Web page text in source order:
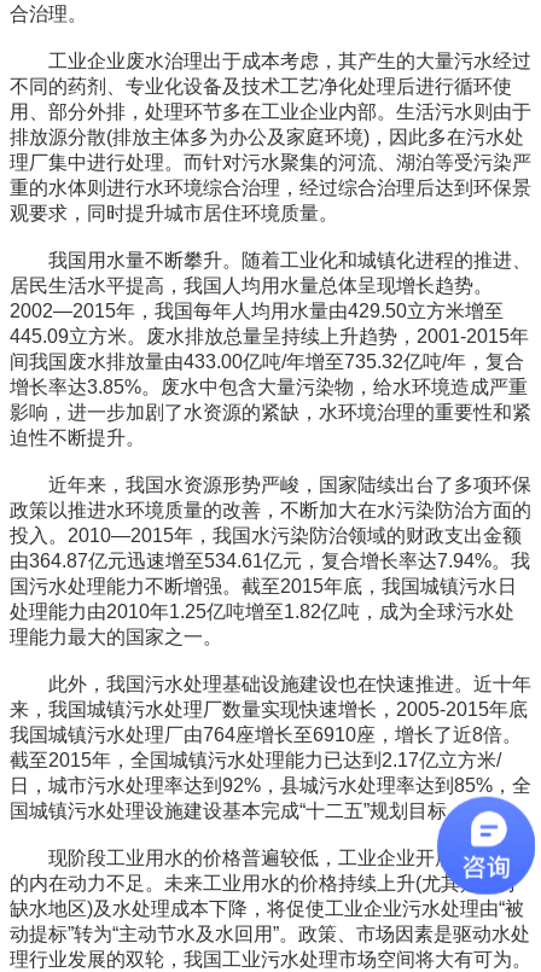
合治理。
工业企业废水治理出于成本考虑，其产生的大量污水经过
不同的药剂、专业化设备及技术工艺净化处理后进行循环使
用、部分外排，处理环节多在工业企业内部。生活污水则由于
排放源分散(排放主体多为办公及家庭环境)，因此多在污水处
理厂集中进行处理。而针对污水聚集的河流、湖泊等受污染严
重的水体则进行水环境综合治理，经过综合治理后达到环保景
观要求，同时提升城市居住环境质量。
我国用水量不断攀升。随着工业化和城镇化进程的推进、
居民生活水平提高，我国人均用水量总体呈现增长趋势。
2002—2015年，我国每年人均用水量由429.50立方米增至
445.09立方米。废水排放总量呈持续上升趋势，2001-2015年
间我国废水排放量由433.00亿吨/年增至735.32亿吨/年，复合
增长率达3.85%。废水中包含大量污染物，给水环境造成严重
影响，进一步加剧了水资源的紧缺，水环境治理的重要性和紧
迫性不断提升。
近年来，我国水资源形势严峻，国家陆续出台了多项环保
政策以推进水环境质量的改善，不断加大在水污染防治方面的
投入。2010—2015年，我国水污染防治领域的财政支出金额
由364.87亿元迅速增至534.61亿元，复合增长率达7.94%。我
国污水处理能力不断增强。截至2015年底，我国城镇污水日
处理能力由2010年1.25亿吨增至1.82亿吨，成为全球污水处
理能力最大的国家之一。
此外，我国污水处理基础设施建设也在快速推进。近十年
来，我国城镇污水处理厂数量实现快速增长，2005-2015年底
我国城镇污水处理厂由764座增长至6910座，增长了近8倍。
截至2015年，全国城镇污水处理能力已达到2.17亿立方米/
日，城市污水处理率达到92%，县城污水处理率达到85%，全
国城镇污水处理设施建设基本完成“十二五”规划目标。
现阶段工业用水的价格普遍较低，工业企业开展污水处理
的内在动力不足。未来工业用水的价格持续上升(尤其是部分
缺水地区)及水处理成本下降，将促使工业企业污水处理由“被
动提标”转为“主动节水及水回用”。政策、市场因素是驱动水处
理行业发展的双轮，我国工业污水处理市场空间将大有可为。